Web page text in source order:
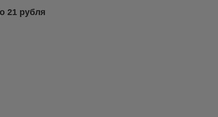
21 рубля